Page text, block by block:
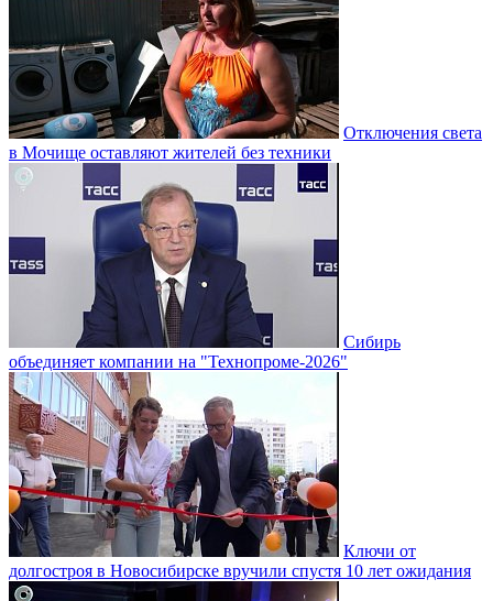
Отключения света
в Мочище оставляют жителей без техники
Сибирь
объединяет компании на "Технопроме-2026"
Ключи от
долгостроя в Новосибирске вручили спустя 10 лет ожидания